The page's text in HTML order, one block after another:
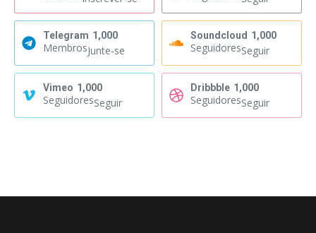
Telegram 1,000
MembrosJunte-se
Soundcloud 1,000
SeguidoresSeguir
Vimeo 1,000
SeguidoresSeguir
Dribbble 1,000
SeguidoresSeguir